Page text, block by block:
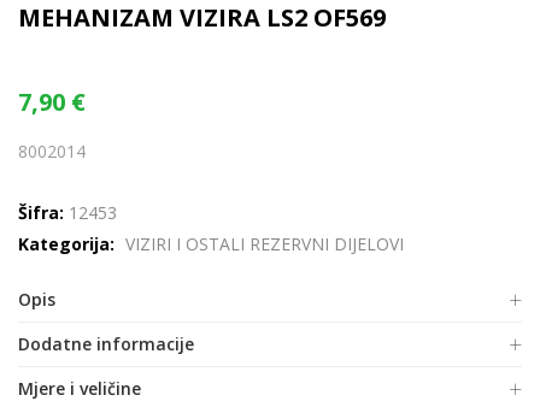
MEHANIZAM VIZIRA LS2 OF569
7,90 €
8002014
Šifra: 12453
Kategorija: VIZIRI I OSTALI REZERVNI DIJELOVI
Opis
Dodatne informacije
Mjere i veličine